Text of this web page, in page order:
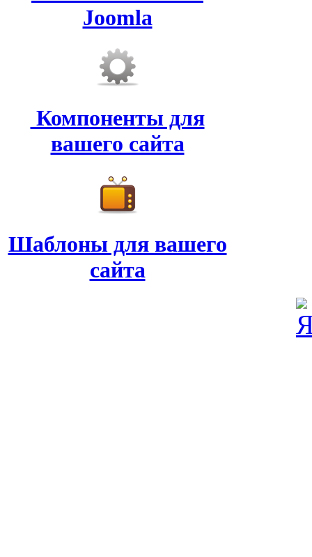
Joomla
Компоненты для
вашего сайта
Шаблоны для вашего
сайта